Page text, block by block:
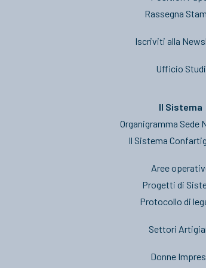
Rassegna
Iscriviti alla
Ufficio Studi
Il Sistema
Organigramma Sede
Il Sistema
Aree
Progetti di
Protocollo di
Settori
Donne